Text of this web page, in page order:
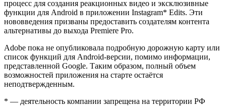
процесс для создания реакционных видео и эксклюзивные
функции для Android в приложении Instagram* Edits. Эти
нововведения призваны предоставить создателям контента
альтернативы до выхода Premiere Pro.
Adobe пока не опубликовала подробную дорожную карту или
список функций для Android-версии, помимо информации,
представленной Google. Таким образом, полный объем
возможностей приложения на старте остаётся
неподтвержденным.
* — деятельность компании запрещена на территории РФ